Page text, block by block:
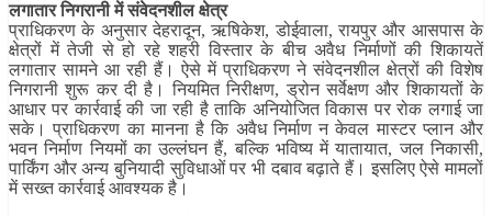
लगातार निगरानी में संवेदनशील क्षेत्र
प्राधिकरण के अनुसार देहरादून, ऋषिकेश, डोईवाला, रायपुर और आसपास के
क्षेत्रों में तेजी से हो रहे शहरी विस्तार के बीच अवैध निर्माणों की शिकायतें
लगातार सामने आ रही हैं। ऐसे में प्राधिकरण ने संवेदनशील क्षेत्रों की विशेष
निगरानी शुरू कर दी है। नियमित निरीक्षण, ड्रोन सर्वेक्षण और शिकायतों के
आधार पर कार्रवाई की जा रही है ताकि अनियोजित विकास पर रोक लगाई जा
सके। प्राधिकरण का मानना है कि अवैध निर्माण न केवल मास्टर प्लान और
भवन निर्माण नियमों का उल्लंघन हैं, बल्कि भविष्य में यातायात, जल निकासी,
पार्किंग और अन्य बुनियादी सुविधाओं पर भी दबाव बढ़ाते हैं। इसलिए ऐसे मामलों
में सख्त कार्रवाई आवश्यक है।